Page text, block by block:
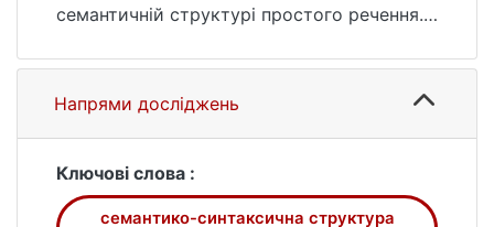
семантичній структурі простого речення.
називного, кличного, родового,
давального, знахідного та орудного
відмінків на позначення агенса. Розглянуто
відмінкових формах: підметову – у
називному та кличному відмінках, функцію
Напрями досліджень
Ключові слова :
семантико-синтаксична структура